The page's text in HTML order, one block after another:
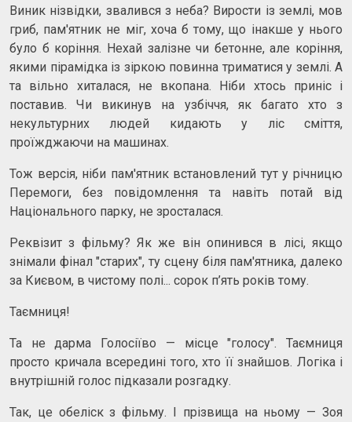
Виник нізвідки, звалився з неба? Вирости із землі, мов
гриб, пам'ятник не міг, хоча б тому, що інакше у нього
було б коріння. Нехай залізне чи бетонне, але коріння,
якими пірамідка із зіркою повинна триматися у землі. А
та вільно хиталася, не вкопана. Ніби хтось приніс і
поставив. Чи викинув на узбіччя, як багато хто з
некультурних людей кидають у ліс сміття,
проїжджаючи на машинах.
Тож версія, ніби пам'ятник встановлений тут у річницю
Перемоги, без повідомлення та навіть потай від
Національного парку, не зросталася.
Реквізит з фільму? Як же він опинився в лісі, якщо
знімали фінал "старих", ту сцену біля пам'ятника, далеко
за Києвом, в чистому полі... сорок п’ять років тому.
Таємниця!
Та не дарма Голосіїво — місце "голосу". Таємниця
просто кричала всередині того, хто її знайшов. Логіка і
внутрішній голос підказали розгадку.
Так, це обеліск з фільму. І прізвища на ньому — Зоя